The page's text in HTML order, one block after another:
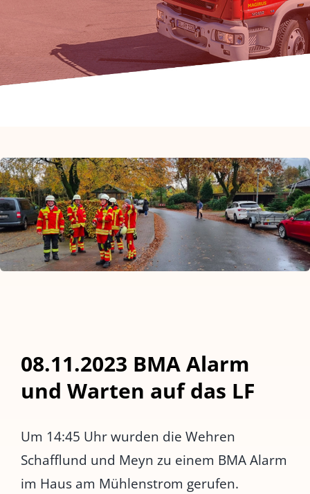
Jugendfeuerwehr
Kontakt
08.11.2023 BMA Alarm
und Warten auf das LF
Um 14:45 Uhr wurden die Wehren
Schafflund und Meyn zu einem BMA Alarm
im Haus am Mühlenstrom gerufen.